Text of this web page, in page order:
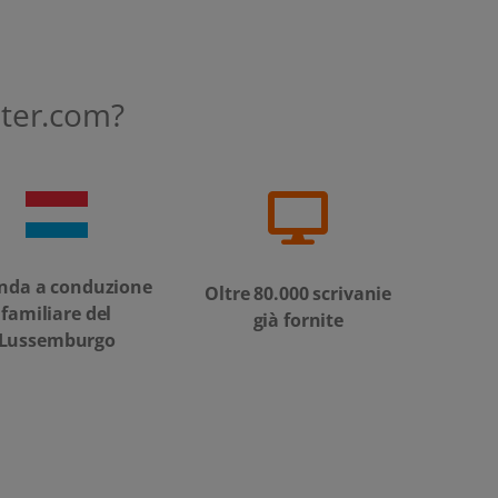
a conduzione
familiare del
Oltre 80.000 scrivanie
già fornite